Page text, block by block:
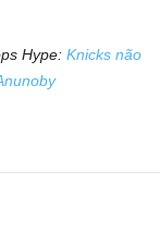
Hype: Knicks não